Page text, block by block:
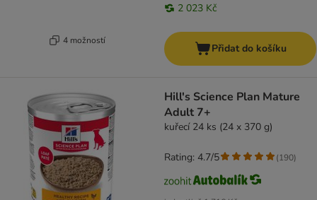
4 možností
2 023 Kč
Přidat do košíku
Hill's Science Plan Mature
Adult 7+
kuřecí 24 ks (24 x 370 g)
Rating: 4.7/5 (190)